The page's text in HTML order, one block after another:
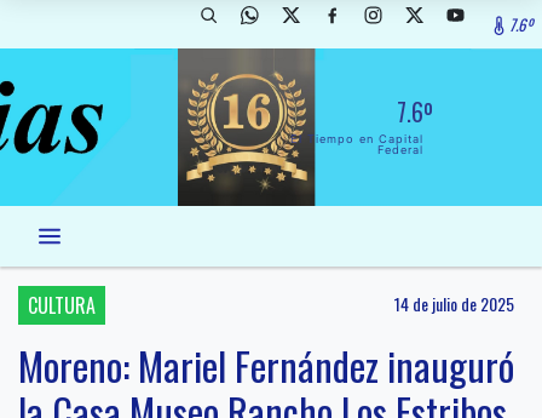
7.6º
7.6º
El Tiempo en Capital
Federal
CULTURA 14 de julio de 2025
Moreno: Mariel Fernández inauguró